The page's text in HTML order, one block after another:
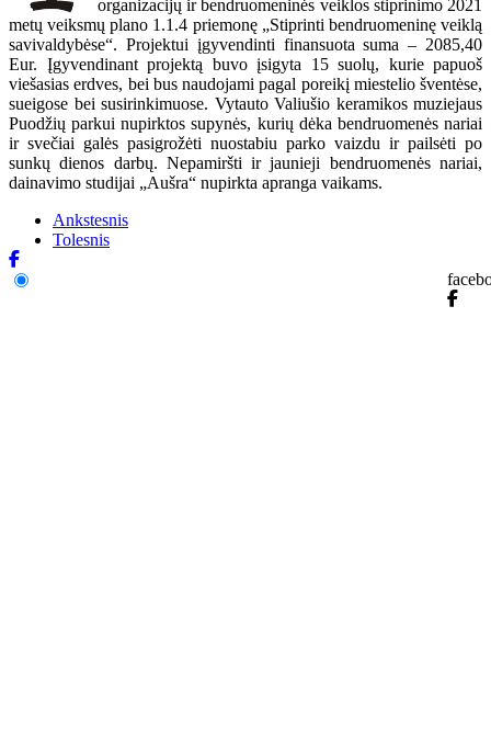
organizacijų ir bendruomeninės veiklos stiprinimo 2021
metų veiksmų plano 1.1.4 priemonę „Stiprinti bendruomeninę veiklą
savivaldybėse“. Projektui įgyvendinti finansuota suma – 2085,40
Eur. Įgyvendinant projektą buvo įsigyta 15 suolų, kurie papuoš
viešasias erdves, bei bus naudojami pagal poreikį miestelio šventėse,
sueigose bei susirinkimuose. Vytauto Valiušio keramikos muziejaus
Puodžių parkui nupirktos supynės, kurių dėka bendruomenės nariai
ir svečiai galės pasigrožėti nuostabiu parko vaizdu ir pailsėti po
sunkų dienos darbų. Nepamiršti ir jaunieji bendruomenės nariai,
dainavimo studijai „Aušra“ nupirkta apranga vaikams.
Ankstesnis
Tolesnis